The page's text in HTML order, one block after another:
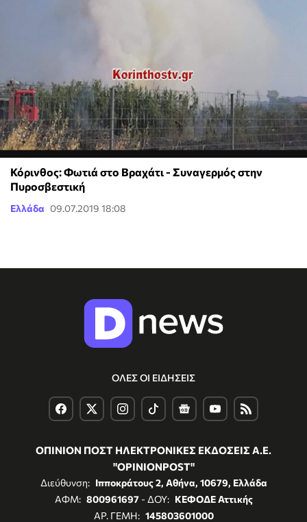
Κόρινθος: Φωτιά στο Βραχάτι - Συναγερμός στην
Πυροσβεστική
Ελλάδα 09.07.2019 18:08
ΟΛΕΣ ΟΙ ΕΙΔΗΣΕΙΣ
ΟΠΙΝΙΟΝ ΠΟΣΤ ΗΛΕΚΤΡΟΝΙΚΕΣ ΕΚΔΟΣΕΙΣ Α.Ε.
"OPINIONPOST"
Διεύθυνση: Ιπποκράτους 2, Αθήνα, 10679, Ελλάδα
ΑΦΜ: 800961697- ΔΟΥ: ΚΕΦΟΔΕ Αττικής
ΑΡ. ΓΕΜΗ: 145803601000